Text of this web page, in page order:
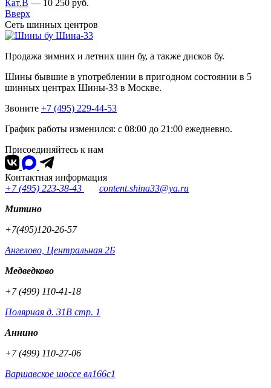
Кат.В — 10 250 руб.
Вверх
Сеть шинных центров
Шина-33
Продажа зимних и летних шин бу, а также дисков бу.
Шины бывшие в употреблении в пригодном состоянии в 5
шинных центрах Шины-33 в Москве.
Звоните +7 (495) 229-44-53
График работы изменился: с 08:00 до 21:00 ежедневно.
Присоединяйтесь к нам
Контактная информация
+7 (495) 223-38-43
content.shina33@ya.ru
Митино
+7(495)120-26-57
Ангелово, Центральная 2Б
Медведково
+7 (499) 110-41-18
Полярная д. 31В стр. 1
Аннино
+7 (499) 110-27-06
Варшавское шоссе вл166с1